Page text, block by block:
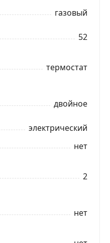
газовый
52
термостат
двойное
электрический
нет
2
нет